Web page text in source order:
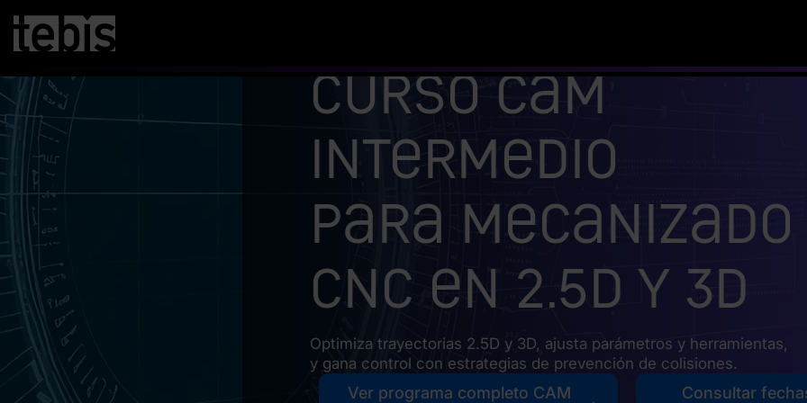
Curso CAM
Intermedio
para mecanizado
CNC en 2.5D y 3D
Optimiza trayectorias 2.5D y 3D, ajusta parámetros y herramientas,
y gana control con estrategias de prevención de colisiones.
Ver programa completo CAM Consultar